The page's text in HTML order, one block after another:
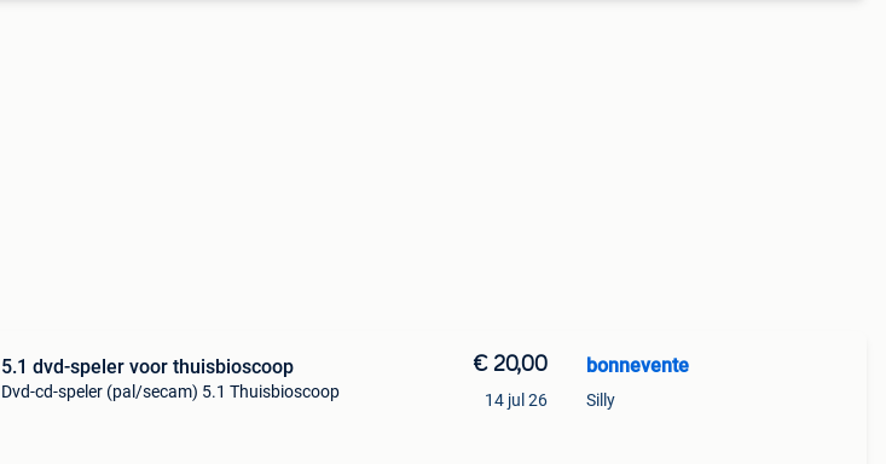
5.1 dvd-speler voor thuisbioscoop
Dvd-cd-speler (pal/secam) 5.1 Thuisbioscoop
€ 20,00
14 jul 26
bonnevente
Silly